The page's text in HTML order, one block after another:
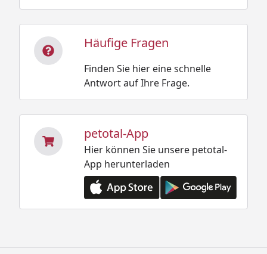
Häufige Fragen
Finden Sie hier eine schnelle
Antwort auf Ihre Frage.
petotal-App
Hier können Sie unsere petotal-
App herunterladen